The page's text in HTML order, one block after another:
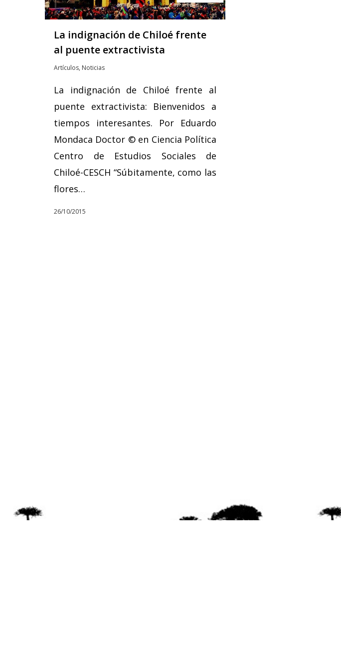
La indignación de Chiloé frente
al puente extractivista
Artículos, Noticias
La indignación de Chiloé frente al
puente extractivista: Bienvenidos a
tiempos interesantes. Por Eduardo
Mondaca Doctor © en Ciencia Política
Centro de Estudios Sociales de
Chiloé-CESCH “Súbitamente, como las
flores…
26/10/2015